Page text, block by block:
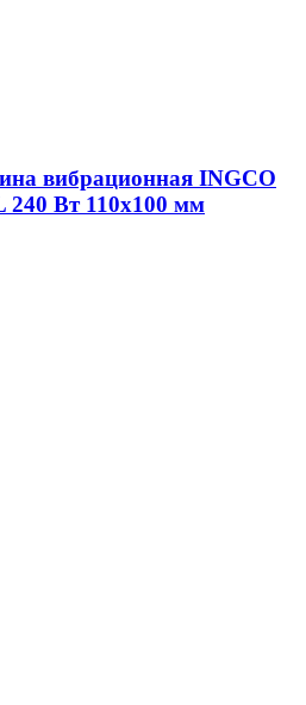
вибрационная INGCO
240 Вт 110х100 мм